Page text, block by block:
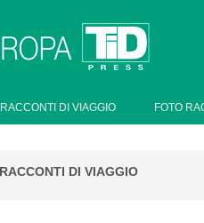
RACCONTI DI VIAGGIO FOTO
RACCONTI DI VIAGGIO